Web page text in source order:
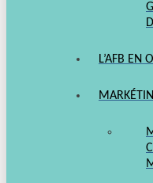
L’AFB EN